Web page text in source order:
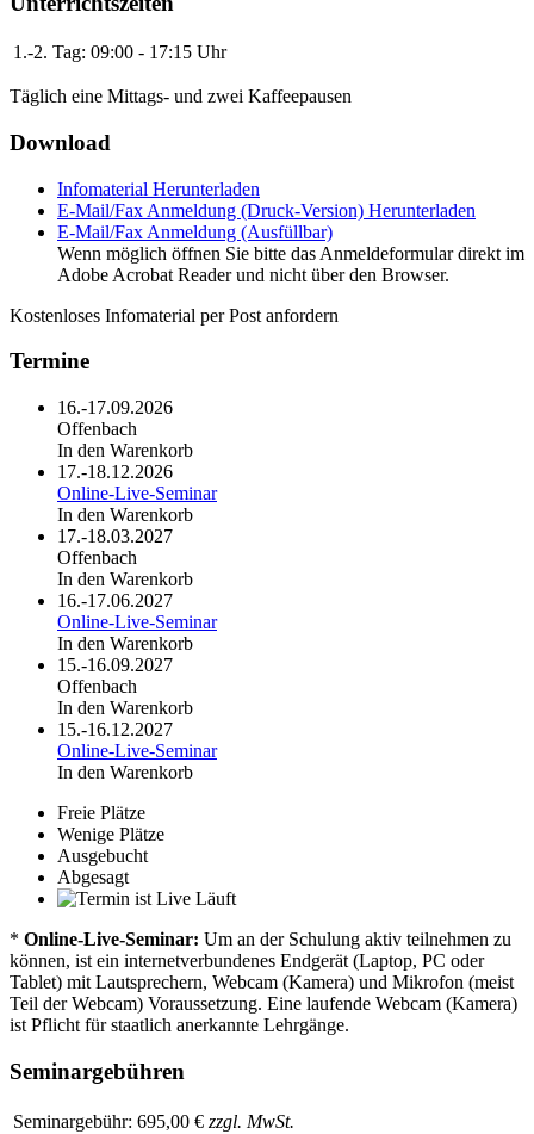
1.-2. Tag: 09:00 - 17:15 Uhr
Täglich eine Mittags- und zwei Kaffeepausen
Download
Infomaterial Herunterladen
E-Mail/Fax Anmeldung (Druck-Version) Herunterladen
E-Mail/Fax Anmeldung (Ausfüllbar)
Wenn möglich öffnen Sie bitte das Anmeldeformular direkt im
Adobe Acrobat Reader und nicht über den Browser.
Kostenloses Infomaterial per Post anfordern
Termine
16.-17.09.2026
Offenbach
In den Warenkorb
17.-18.12.2026
Online-Live-Seminar
In den Warenkorb
17.-18.03.2027
Offenbach
In den Warenkorb
16.-17.06.2027
Online-Live-Seminar
In den Warenkorb
15.-16.09.2027
Offenbach
In den Warenkorb
15.-16.12.2027
Online-Live-Seminar
In den Warenkorb
Freie Plätze
Wenige Plätze
Ausgebucht
Abgesagt
Läuft
* Online-Live-Seminar: Um an der Schulung aktiv teilnehmen zu
können, ist ein internetverbundenes Endgerät (Laptop, PC oder
Tablet) mit Lautsprechern, Webcam (Kamera) und Mikrofon (meist
Teil der Webcam) Voraussetzung. Eine laufende Webcam (Kamera)
ist Pflicht für staatlich anerkannte Lehrgänge.
Seminargebühren
Seminargebühr: 695,00 € zzgl. MwSt.